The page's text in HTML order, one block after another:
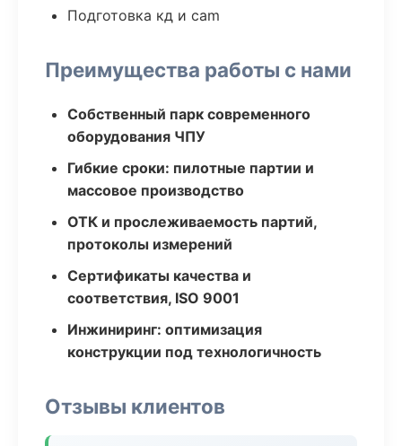
Подготовка кд и cam
Преимущества работы с нами
Собственный парк современного
оборудования ЧПУ
Гибкие сроки: пилотные партии и
массовое производство
ОТК и прослеживаемость партий,
протоколы измерений
Сертификаты качества и
соответствия, ISO 9001
Инжиниринг: оптимизация
конструкции под технологичность
Отзывы клиентов